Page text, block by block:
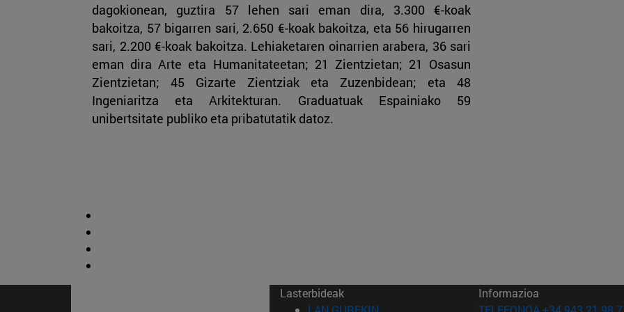
dagokionean, guztira 57 lehen sari eman dira, 3.300 €-koak
bakoitza, 57 bigarren sari, 2.650 €-koak bakoitza, eta 56 hirugarren
sari, 2.200 €-koak bakoitza. Lehiaketaren oinarrien arabera, 36 sari
eman dira Arte eta Humanitateetan; 21 Zientzietan; 21 Osasun
Zientzietan; 45 Gizarte Zientziak eta Zuzenbidean; eta 48
Ingeniaritza eta Arkitekturan. Graduatuak Espainiako 59
unibertsitate publiko eta pribatutatik datoz.
Lasterbideak
(Beste leiho batean irekiko da)
Informazioa